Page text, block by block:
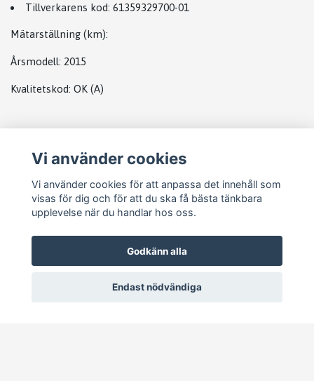
Tillverkarens kod: 61359329700-01
Mätarställning (km):
Årsmodell: 2015
Kvalitetskod: OK (A)
Vi använder cookies
Vi använder cookies för att anpassa det innehåll som
visas för dig och för att du ska få bästa tänkbara
upplevelse när du handlar hos oss.
Godkänn alla
Endast nödvändiga